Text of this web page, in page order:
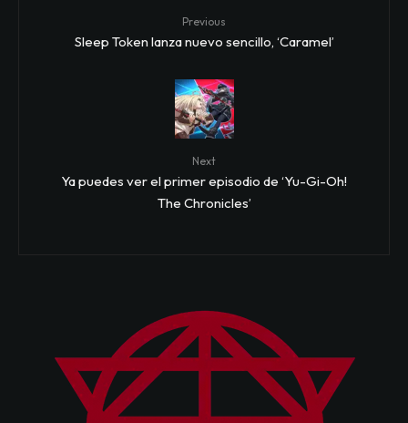
Previous
Sleep Token lanza nuevo sencillo, ‘Caramel’
Next
Ya puedes ver el primer episodio de ‘Yu-Gi-Oh!
The Chronicles’